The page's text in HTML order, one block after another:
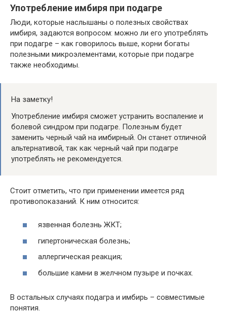
Употребление имбиря при подагре
Люди, которые наслышаны о полезных свойствах
имбиря, задаются вопросом: можно ли его употреблять
при подагре – как говорилось выше, корни богаты
полезными микроэлементами, которые при подагре
также необходимы.
На заметку!
Употребление имбиря сможет устранить воспаление и
болевой синдром при подагре. Полезным будет
заменить черный чай на имбирный. Он станет отличной
альтернативой, так как черный чай при подагре
употреблять не рекомендуется.
Стоит отметить, что при применении имеется ряд
противопоказаний. К ним относится:
язвенная болезнь ЖКТ;
гипертоническая болезнь;
аллергическая реакция;
большие камни в желчном пузыре и почках.
В остальных случаях подагра и имбирь – совместимые
понятия.